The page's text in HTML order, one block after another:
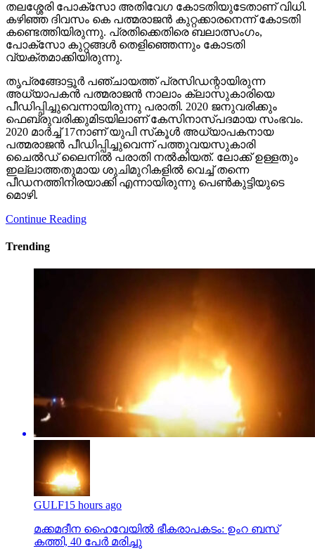
തലശ്ശേരി പോക്സോ അതിവേഗ കോടതിയുടേതാണ് വിധി.
കഴിഞ്ഞ ദിവസം കെ പത്മരാജന്‍ കുറ്റക്കാരനെന്ന് കോടതി
കണ്ടെത്തിയിരുന്നു. പ്രതിക്കെതിരെ ബലാത്സംഗം,
പോക്സോ കുറ്റങ്ങള്‍ തെളിഞ്ഞെന്നും കോടതി
വ്യക്തമാക്കിയിരുന്നു.
തൃപ്രങ്ങോട്ടൂര്‍ പഞ്ചായത്ത് പ്രസിഡന്റായിരുന്ന
അധ്യാപകന്‍ പത്മരാജന്‍ നാലാം ക്ലാസുകാരിയെ
പീഡിപ്പിച്ചുവെന്നായിരുന്നു പരാതി. 2020 ജനുവരിക്കും
ഫെബ്രുവരിക്കുമിടയിലാണ് കേസിനാസ്പദമായ സംഭവം.
2020 മാര്‍ച്ച് 17നാണ് യുപി സ്‌കൂള്‍ അധ്യാപകനായ
പത്മരാജന്‍ പീഡിപ്പിച്ചുവെന്ന് പത്തുവയസുകാരി
ചൈല്‍ഡ് ലൈനില്‍ പരാതി നല്‍കിയത്. ലോക്ക് ഉള്ളതും
ഇല്ലാത്തതുമായ ശുചിമുറികളില്‍ വെച്ച് തന്നെ
പീഡനത്തിനിരയാക്കി എന്നായിരുന്നു പെണ്‍കുട്ടിയുടെ
മൊഴി.
Continue Reading
Trending
GULF15 hours ago
മക്കമദീന ഹൈവേയില്‍ ഭീകരാപകടം: ഉംറ ബസ്
കത്തി, 40 പേര്‍ മരിച്ചു